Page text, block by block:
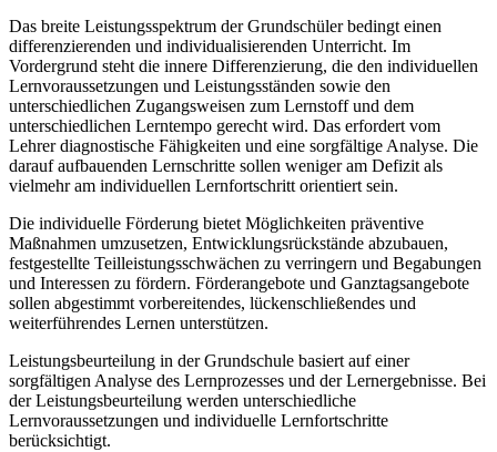
Das breite Leistungsspektrum der Grundschüler bedingt einen
differenzierenden und individualisierenden Unterricht. Im
Vordergrund steht die innere Differenzierung, die den individuellen
Lernvoraussetzungen und Leistungsständen sowie den
unterschiedlichen Zugangsweisen zum Lernstoff und dem
unterschiedlichen Lerntempo gerecht wird. Das erfordert vom
Lehrer diagnostische Fähigkeiten und eine sorgfältige Analyse. Die
darauf aufbauenden Lernschritte sollen weniger am Defizit als
vielmehr am individuellen Lernfortschritt orientiert sein.
Die individuelle Förderung bietet Möglichkeiten präventive
Maßnahmen umzusetzen, Entwicklungsrückstände abzubauen,
festgestellte Teilleistungsschwächen zu verringern und Begabungen
und Interessen zu fördern. Förderangebote und Ganztagsangebote
sollen abgestimmt vorbereitendes, lückenschließendes und
weiterführendes Lernen unterstützen.
Leistungsbeurteilung in der Grundschule basiert auf einer
sorgfältigen Analyse des Lernprozesses und der Lernergebnisse. Bei
der Leistungsbeurteilung werden unterschiedliche
Lernvoraussetzungen und individuelle Lernfortschritte
berücksichtigt.